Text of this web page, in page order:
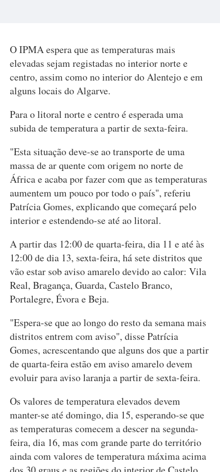
O IPMA espera que as temperaturas mais
elevadas sejam registadas no interior norte e
centro, assim como no interior do Alentejo e em
alguns locais do Algarve.
Para o litoral norte e centro é esperada uma
subida de temperatura a partir de sexta-feira.
"Esta situação deve-se ao transporte de uma
massa de ar quente com origem no norte de
África e acaba por fazer com que as temperaturas
aumentem um pouco por todo o país", referiu
Patrícia Gomes, explicando que começará pelo
interior e estendendo-se até ao litoral.
A partir das 12:00 de quarta-feira, dia 11 e até às
12:00 de dia 13, sexta-feira, há sete distritos que
vão estar sob aviso amarelo devido ao calor: Vila
Real, Bragança, Guarda, Castelo Branco,
Portalegre, Évora e Beja.
"Espera-se que ao longo do resto da semana mais
distritos entrem com aviso", disse Patrícia
Gomes, acrescentando que alguns dos que a partir
de quarta-feira estão em aviso amarelo devem
evoluir para aviso laranja a partir de sexta-feira.
Os valores de temperatura elevados devem
manter-se até domingo, dia 15, esperando-se que
as temperaturas comecem a descer na segunda-
feira, dia 16, mas com grande parte do território
ainda com valores de temperatura máxima acima